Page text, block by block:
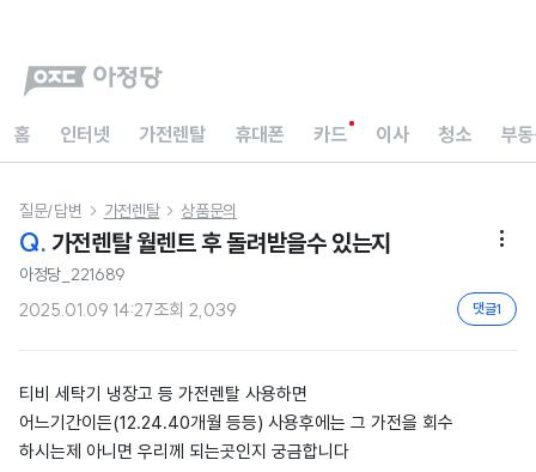
홈 인터넷 가전렌탈 휴대폰 카드 이사 청소 부
질문/답변  가전렌탈  상품문의
Q. 가전렌탈 월렌트 후 돌려받을수 있는지 
아정당_221689
2025.01.09 14:27조회 2,039 댓글1
티비 세탁기 냉장고 등 가전렌탈 사용하면
어느기간이든(12.24.40개월 등등) 사용후에는 그 가전을 회수
하시는제 아니면 우리께 되는곳인지 궁금합니다